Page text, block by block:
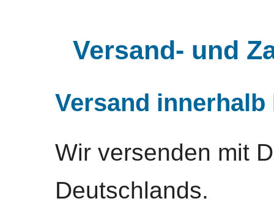
Versand- und
Versand
Wir versenden mit
Deutschlands.